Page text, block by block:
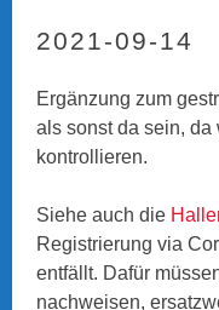
2021-09-14
Ergänzung zum
als sonst da sein,
kontrollieren.
Siehe auch die
Registrierung via
entfällt. Dafür
nachweisen,